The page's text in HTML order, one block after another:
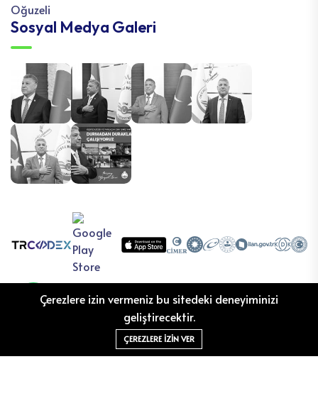
Oğuzeli
Sosyal Medya Galeri
Çerezlere izin vermeniz bu sitedeki deneyiminizi
geliştirecektir.
ÇEREZLERE IZIN VER